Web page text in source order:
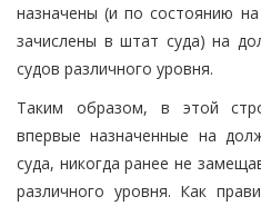
назначены (и по состоянию
зачислены в штат суда) на
судов различного уровня.
Таким образом, в этой
впервые назначенные на
суда, никогда ранее не
различного уровня. Как